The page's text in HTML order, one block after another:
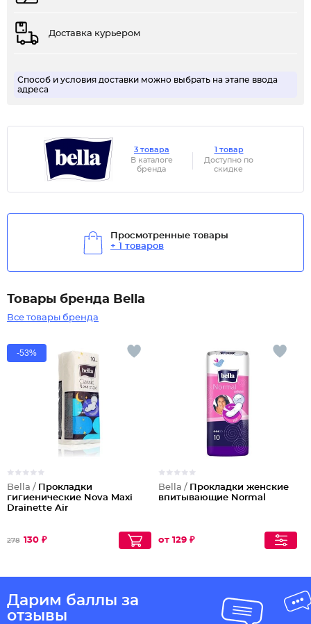
Доставка курьером
Способ и условия доставки можно выбрать на этапе ввода
адреса
3 товара
В каталоге
бренда
1 товар
Доступно по
скидке
Просмотренные товары
+ 1 товаров
Товары бренда Bella
Все товары бренда
-53%
Bella / Прокладки
гигиенические Nova Maxi
Drainette Air
278 130 ₽
Bella / Прокладки женские
впитывающие Normal
от 129 ₽
Дарим баллы за
отзывы